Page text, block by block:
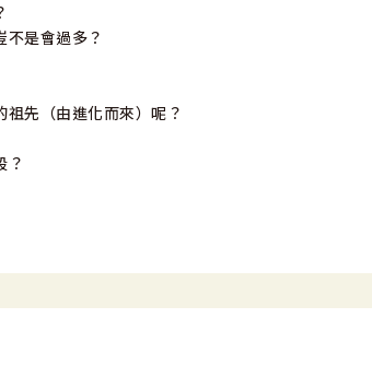
是會過多？
先（由進化而來）呢？
？
夏娃是神創造的唯一兩個人類，他倆的兒子該隱